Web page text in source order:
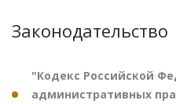
Законодательство
"Кодекс Российской
административных